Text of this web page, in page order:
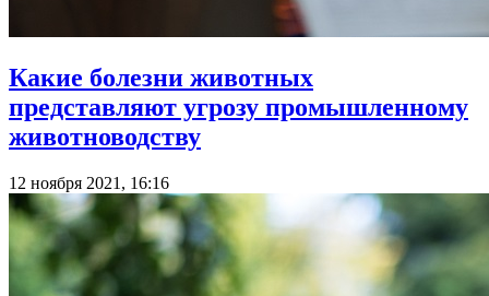
Какие болезни животных
представляют угрозу промышленному
животноводству
12 ноября 2021, 16:16